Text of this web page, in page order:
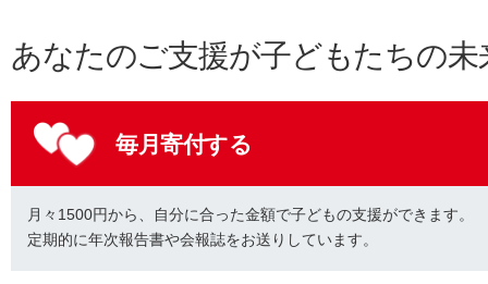
あなたのご支援が子どもたちの
毎月寄付する
月々1500円から、自分に合った金額で子どもの支援ができます。
定期的に年次報告書や会報誌をお送りしています。